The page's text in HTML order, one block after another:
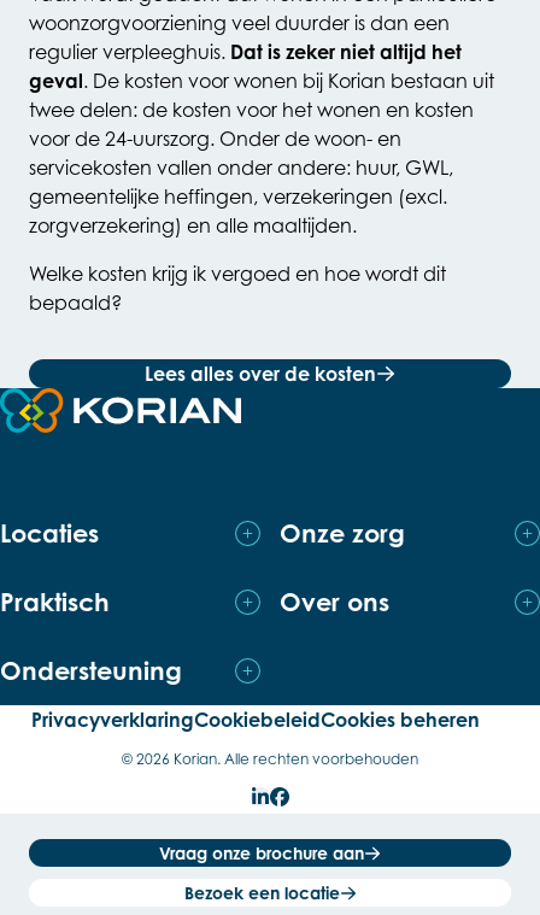
woonzorgvoorziening veel duurder is dan een
regulier verpleeghuis. Dat is zeker niet altijd het
geval. De kosten voor wonen bij Korian bestaan uit
twee delen: de kosten voor het wonen en kosten
voor de 24-uurszorg. Onder de woon- en
servicekosten vallen onder andere: huur, GWL,
gemeentelijke heffingen, verzekeringen (excl.
zorgverzekering) en alle maaltijden.
Welke kosten krijg ik vergoed en hoe wordt dit
bepaald?
Lees alles over de kosten
Terug naar de startpagina
Locaties Onze zorg
Praktisch Over ons
Ondersteuning
PrivacyverklaringCookiebeleidCookies beheren
© 2026 Korian. Alle rechten voorbehouden
LinkedIn
Facebook
Vraag onze brochure aan
Bezoek een locatie